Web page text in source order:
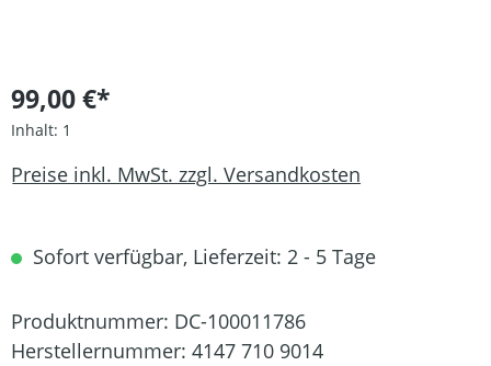
99,00 €*
Inhalt: 1
Preise inkl. MwSt. zzgl. Versandkosten
Sofort verfügbar, Lieferzeit: 2 - 5 Tage
Produktnummer: DC-100011786
Herstellernummer: 4147 710 9014